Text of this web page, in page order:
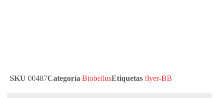
SKU 00487Categoría BiobellusEtiquetas flyer-BB